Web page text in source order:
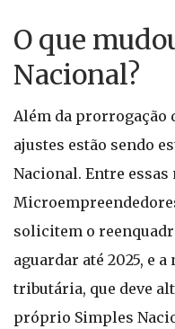
O que
Nacional?
Além da prorrogação
ajustes estão sendo
Nacional. Entre essas
solicitem o
aguardar até 2025, e
tributária, que deve
próprio Simples